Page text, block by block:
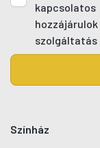
kapcsolatos
szolgáltatás
Színház